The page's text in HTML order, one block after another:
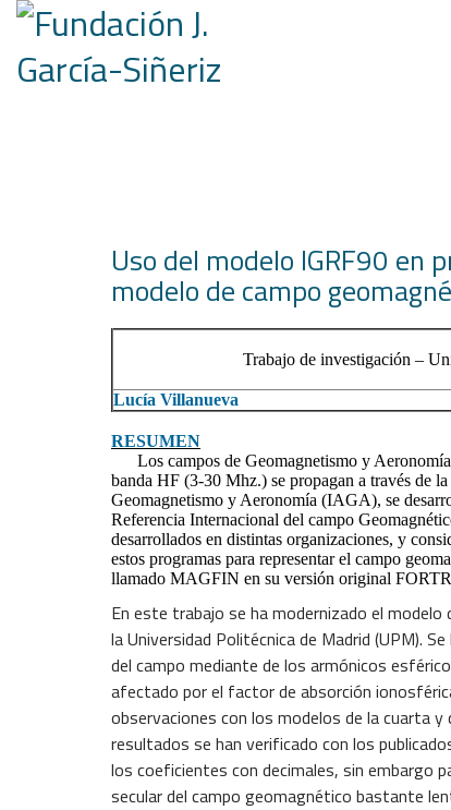
Uso del modelo IGRF90 en
modelo de campo
Trabajo de investigación –
Lucía Villanueva
RESUMEN
Los campos de Geomagnetismo y Aeronomía
banda HF (3-30 Mhz.) se propagan a través de
Geomagnetismo y Aeronomía (IAGA), se
Referencia Internacional del campo
desarrollados en distintas organizaciones, y
estos programas para representar el campo
llamado MAGFIN en su versión original
En este trabajo se ha modernizado el modelo
la Universidad Politécnica de Madrid (UPM).
del campo mediante de los armónicos
afectado por el factor de absorción
observaciones con los modelos de la cuarta
resultados se han verificado con los
los coeficientes con decimales, sin embargo
secular del campo geomagnético bastante